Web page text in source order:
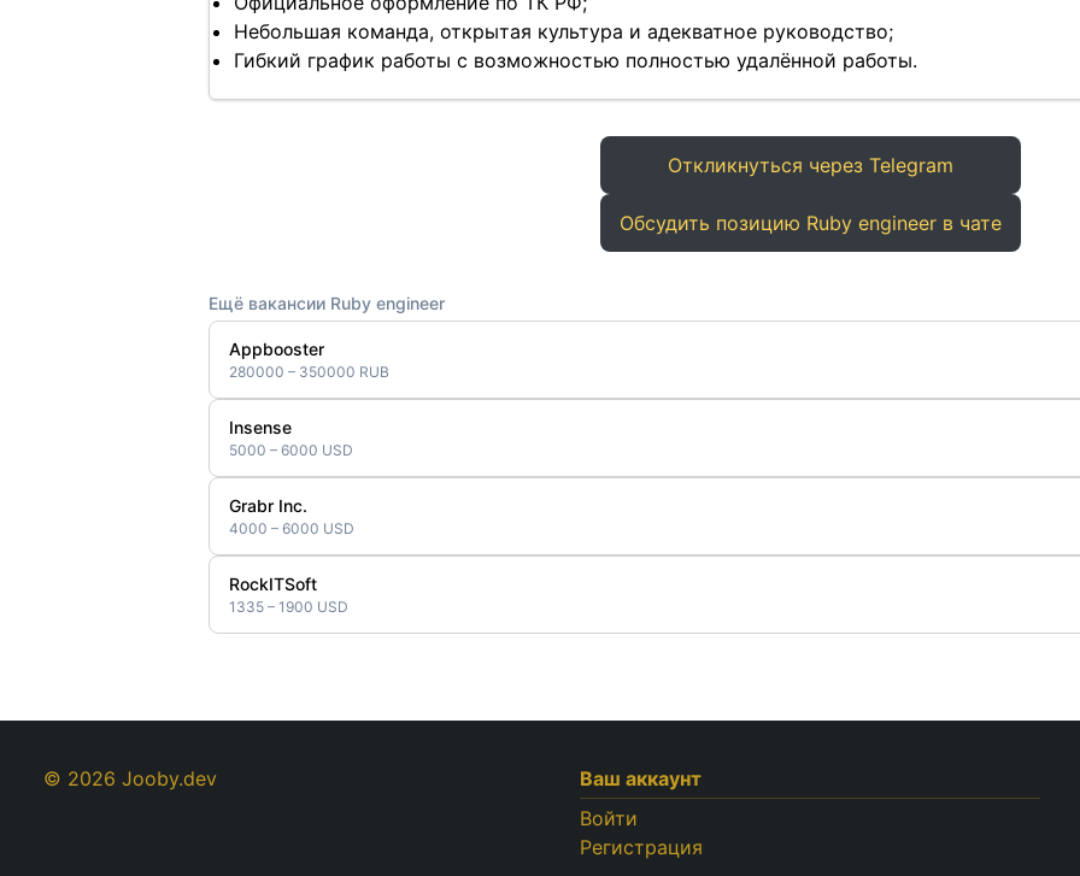
Небольшая команда, открытая культура и адекватное руководство;
Гибкий график работы с возможностью полностью удалённой работы.
Откликнуться через Telegram
Обсудить позицию Ruby engineer в чате
Ещё вакансии Ruby engineer
Appbooster
280000 – 350000 RUB
Insense
5000 – 6000 USD
Grabr Inc.
4000 – 6000 USD
RockITSoft
1335 – 1900 USD
© 2026 Jooby.dev
Ваш аккаунт
Войти
Регистрация